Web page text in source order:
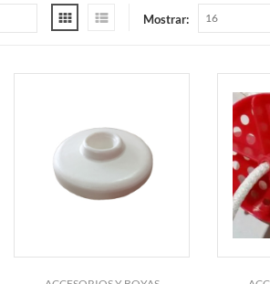
Mostrar: